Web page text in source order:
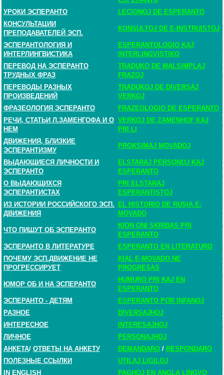
УРОКИ ЭСПЕРАНТО
LECIONOJ DE ESPERANTO
КОНСУЛЬТАЦИИ
ПРЕПОДАВАТЕЛЕЙ ЭСП.
KONSULTOJ DE E-INSTRUISTOJ
ЭСПЕРАНТОЛОГИЯ И
ИНТЕРЛИНГВИСТИКА
ESPERANTOLOGIO KAJ
INTERLINGVISTIKO
ПЕРЕВОД НА ЭСПЕРАНТО
ТРУДНЫХ ФРАЗ
TRADUKO DE MALSIMPLAJ
FRAZOJ
ПЕРЕВОДЫ РАЗНЫХ
ПРОИЗВЕДЕНИЙ
TRADUKOJ DE DIVERSAJ
VERKOJ
ФРАЗЕОЛОГИЯ ЭСПЕРАНТО
FRAZEOLOGIO DE ESPERANTO
РЕЧИ, СТАТЬИ Л.ЗАМЕНГОФА И О
НЕМ
VERKOJ DE ZAMENHOF KAJ
PRI LI
ДВИЖЕНИЯ, БЛИЗКИЕ
ЭСПЕРАНТИЗМУ
PROKSIMAJ MOVADOJ
ВЫДАЮЩИЕСЯ ЛИЧНОСТИ И
ЭСПЕРАНТО
ELSTARAJ PERSONOJ KAJ
ESPERANTO
О ВЫДАЮЩИХСЯ
ЭСПЕРАНТИСТАХ
PRI ELSTARAJ
ESPERANTISTOJ
ИЗ ИСТОРИИ РОССИЙСКОГО ЭСП.
ДВИЖЕНИЯ
EL HISTORIO DE RUSIA E-
MOVADO
ЧТО ПИШУТ ОБ ЭСПЕРАНТО
KION ONI SKRIBAS PRI
ESPERANTO
ЭСПЕРАНТО В ЛИТЕРАТУРЕ
ESPERANTO EN LITERATURO
ПОЧЕМУ ЭСП.ДВИЖЕНИЕ НЕ
ПРОГРЕССИРУЕТ
KIAL E-MOVADO NE
PROGRESAS
ЮМОР ОБ И НА ЭСПЕРАНТО
HUMURO PRI KAJ EN
ESPERANTO
ЭСПЕРАНТО - ДЕТЯМ
ESPERANTO POR INFANOJ
РАЗНОЕ
DIVERSAJHOJ
ИНТЕРЕСНОЕ
INTERESAJHOJ
ЛИЧНОЕ
PERSONAJHOJ
АНКЕТА/ ОТВЕТЫ НА АНКЕТУ DEMANDARO / RESPONDARO
ПОЛЕЗНЫЕ ССЫЛКИ
UTILAJ LIGILOJ
IN ENGLISH
PAGHOJ EN ANGLA LINGVO